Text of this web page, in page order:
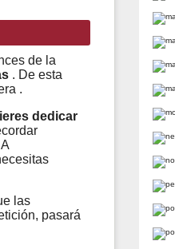
de la
. De esta
.
dedicar
las
pasará